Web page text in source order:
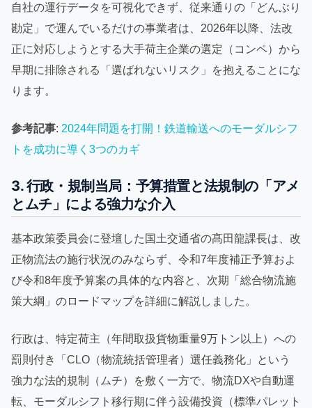
自社の運行データを可視化できず、従来通りの「どんぶり
勘定」で運んでいるだけの事業者は、2026年以降、法改
正に対応しようとする大手荷主企業の選定（コンペ）から
早期に排除される「選ばれないリスク」を抱えることにな
ります。
参考記事: 2024年問題を打開！鉄道輸送へのモーダルシフ
トを成功に導く3つのカギ
3. 行政・規制当局：予算措置と法規制の「アメ
とムチ」による強力な介入
基本政策委員会に登壇した国土交通省の髙田龍課長は、改
正物流法の施行状況のみならず、令和7年度補正予算およ
び令和8年度予算案の具体的な内容と、次期「総合物流施
策大綱」のロードマップを詳細に解説しました。
行政は、特定荷主（年間取扱貨物重量9万トン以上）への
罰則付き「CLO（物流統括管理者）選任義務化」という
強力な法的規制（ムチ）を敷く一方で、物流DXや自動運
転、モーダルシフト移行期に伴う設備投資（標準パレット